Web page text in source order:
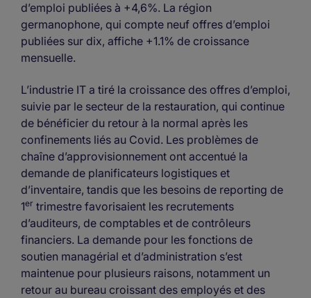
d’emploi publiées à +4,6%. La région
germanophone, qui compte neuf offres d’emploi
publiées sur dix, affiche +1.1% de croissance
mensuelle.
L’industrie IT a tiré la croissance des offres d’emploi,
suivie par le secteur de la restauration, qui continue
de bénéficier du retour à la normal après les
confinements liés au Covid. Les problèmes de
chaîne d’approvisionnement ont accentué la
demande de planificateurs logistiques et
d’inventaire, tandis que les besoins de reporting de
1er trimestre favorisaient les recrutements
d’auditeurs, de comptables et de contrôleurs
financiers. La demande pour les fonctions de
soutien managérial et d’administration s’est
maintenue pour plusieurs raisons, notamment un
retour au bureau croissant des employés et des